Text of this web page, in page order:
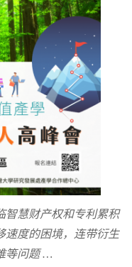
智慧财产权和专利累积
速度的困境，连带衍生
等问题 …